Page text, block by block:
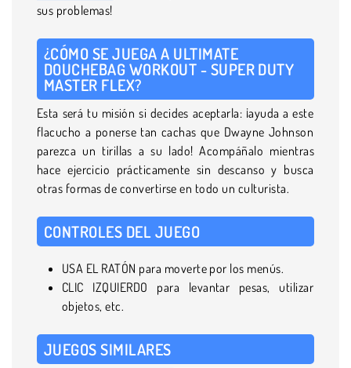
sus problemas!
¿CÓMO SE JUEGA A ULTIMATE
DOUCHEBAG WORKOUT - SUPER DUTY
MASTER FLEX?
Esta será tu misión si decides aceptarla: ¡ayuda a este
flacucho a ponerse tan cachas que Dwayne Johnson
parezca un tirillas a su lado! Acompáñalo mientras
hace ejercicio prácticamente sin descanso y busca
otras formas de convertirse en todo un culturista.
CONTROLES DEL JUEGO
USA EL RATÓN para moverte por los menús.
CLIC IZQUIERDO para levantar pesas, utilizar
objetos, etc.
JUEGOS SIMILARES